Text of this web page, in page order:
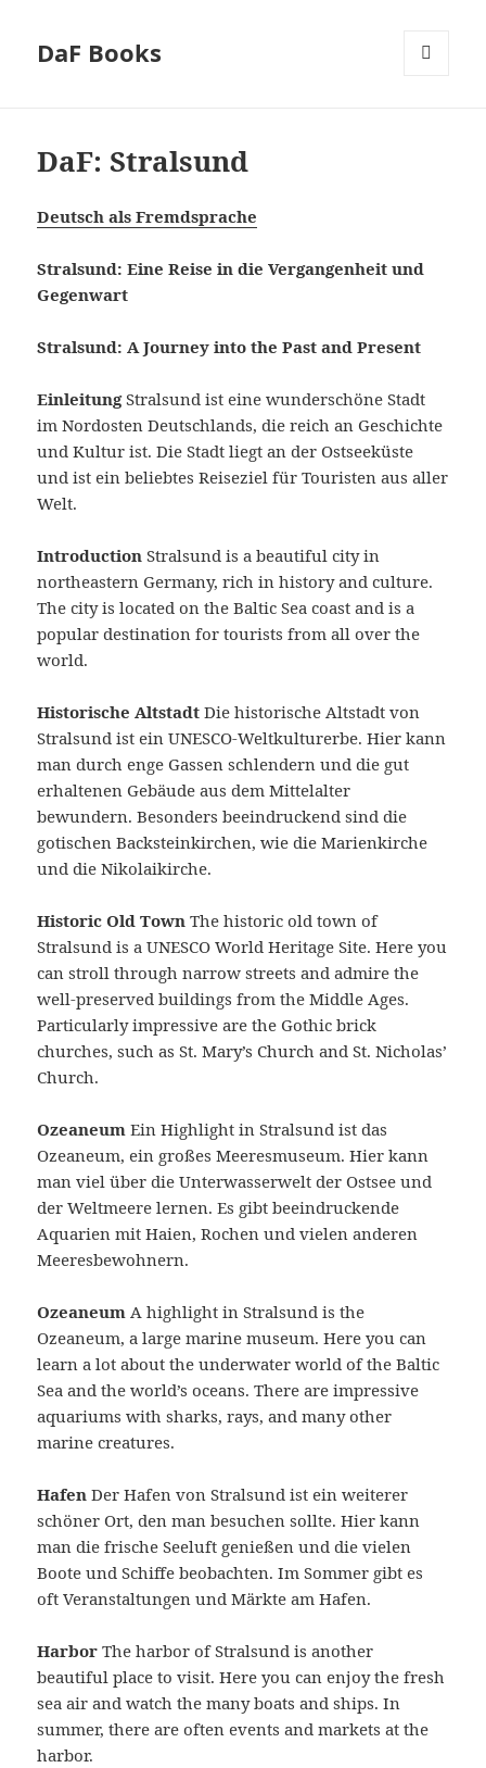
DaF Books
DaF: Stralsund
Deutsch als Fremdsprache
Stralsund: Eine Reise in die Vergangenheit und
Gegenwart
Stralsund: A Journey into the Past and Present
EinleitungStralsund ist eine wunderschöne Stadt
im Nordosten Deutschlands, die reich an Geschichte
und Kultur ist. Die Stadt liegt an der Ostseeküste
und ist ein beliebtes Reiseziel für Touristen aus aller
Welt.
Introduction Stralsund is a beautiful city in
northeastern Germany, rich in history and culture.
The city is located on the Baltic Sea coast and is a
popular destination for tourists from all over the
world.
Historische Altstadt Die historische Altstadt von
Stralsund ist ein UNESCO-Weltkulturerbe. Hier kann
man durch enge Gassen schlendern und die gut
erhaltenen Gebäude aus dem Mittelalter
bewundern. Besonders beeindruckend sind die
gotischen Backsteinkirchen, wie die Marienkirche
und die Nikolaikirche.
Historic Old Town The historic old town of
Stralsund is a UNESCO World Heritage Site. Here you
can stroll through narrow streets and admire the
well-preserved buildings from the Middle Ages.
Particularly impressive are the Gothic brick
churches, such as St. Mary’s Church and St. Nicholas’
Church.
Ozeaneum Ein Highlight in Stralsund ist das
Ozeaneum, ein großes Meeresmuseum. Hier kann
man viel über die Unterwasserwelt der Ostsee und
der Weltmeere lernen. Es gibt beeindruckende
Aquarien mit Haien, Rochen und vielen anderen
Meeresbewohnern.
Ozeaneum A highlight in Stralsund is the
Ozeaneum, a large marine museum. Here you can
learn a lot about the underwater world of the Baltic
Sea and the world’s oceans. There are impressive
aquariums with sharks, rays, and many other
marine creatures.
Hafen Der Hafen von Stralsund ist ein weiterer
schöner Ort, den man besuchen sollte. Hier kann
man die frische Seeluft genießen und die vielen
Boote und Schiffe beobachten. Im Sommer gibt es
oft Veranstaltungen und Märkte am Hafen.
Harbor The harbor of Stralsund is another
beautiful place to visit. Here you can enjoy the fresh
sea air and watch the many boats and ships. In
summer, there are often events and markets at the
harbor.